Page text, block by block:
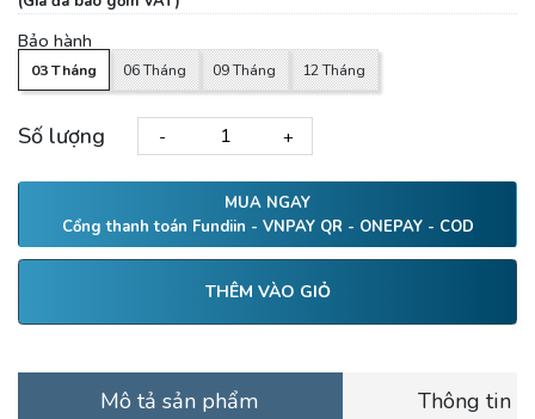
Bảo hành
03 Tháng 06 Tháng 09 Tháng 12 Tháng
Số lượng - +
MUA NGAY
Cổng thanh toán Fundiin - VNPAY QR - ONEPAY - COD
THÊM VÀO GIỎ
Mô tả sản phẩm Thông tin